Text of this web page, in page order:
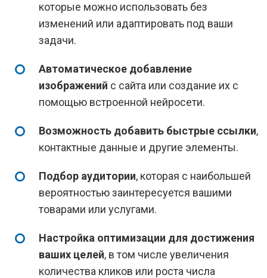
которые можно использовать без
изменений или адаптировать под ваши
задачи.
Автоматическое добавление
изображений с сайта или создание их с
помощью встроенной нейросети.
Возможность добавить быстрые ссылки,
контактные данные и другие элементы.
Подбор аудитории, которая с наибольшей
вероятностью заинтересуется вашими
товарами или услугами.
Настройка оптимизации для достижения
ваших целей, в том числе увеличения
количества кликов или роста числа